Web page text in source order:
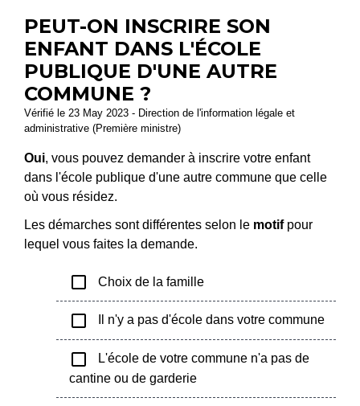
PEUT-ON INSCRIRE SON
ENFANT DANS L'ÉCOLE
PUBLIQUE D'UNE AUTRE
COMMUNE ?
Vérifié le 23 May 2023 - Direction de l'information légale et
administrative (Première ministre)
Oui, vous pouvez demander à inscrire votre enfant
dans l'école publique d'une autre commune que celle
où vous résidez.
Les démarches sont différentes selon le motifpour
lequel vous faites la demande.
check_box_outline_blank Choix de la famille
check_box_outline_blank Il n'y a pas d'école dans votre commune
check_box_outline_blank
L'école de votre commune n'a pas de
cantine ou de garderie